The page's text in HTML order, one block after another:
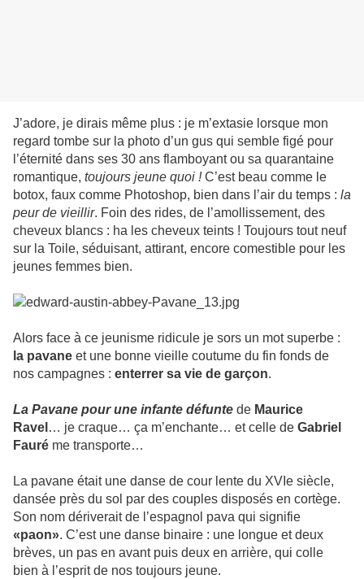
J’adore, je dirais même plus : je m’extasie lorsque mon
regard tombe sur la photo d’un gus qui semble figé pour
l’éternité dans ses 30 ans flamboyant ou sa quarantaine
romantique, toujours jeune quoi !C’est beau comme le
botox, faux comme Photoshop, bien dans l’air du temps : la
peur de vieillir. Foin des rides, de l’amollissement, des
cheveux blancs : ha les cheveux teints ! Toujours tout neuf
sur la Toile, séduisant, attirant, encore comestible pour les
jeunes femmes bien.
Alors face à ce jeunisme ridicule je sors un mot superbe :
la pavane et une bonne vieille coutume du fin fonds de
nos campagnes : enterrer sa vie de garçon.
La Pavane pour une infante défunte de Maurice
Ravel … je craque… ça m’enchante… et celle de Gabriel
Fauré me transporte…
La pavane était une danse de cour lente du XVIe siècle,
dansée près du sol par des couples disposés en cortège.
Son nom dériverait de l’espagnol pava qui signifie
«paon». C’est une danse binaire : une longue et deux
brèves, un pas en avant puis deux en arrière, qui colle
bien à l’esprit de nos toujours jeune.